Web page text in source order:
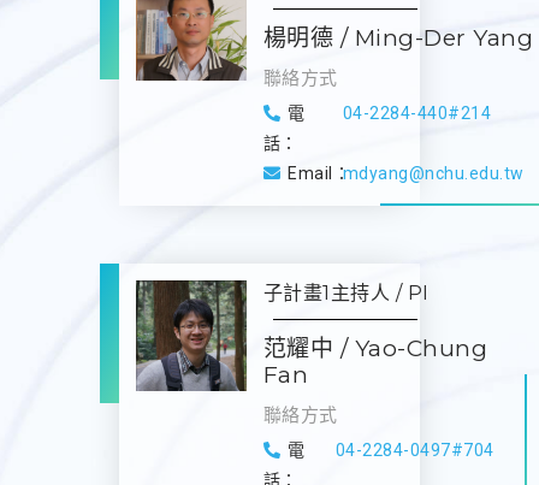
楊明德 / Ming-Der Yang
聯絡方式
電
話：
04-2284-440#214
Email：mdyang@nchu.edu.tw
子計畫1主持人 / PI
范耀中 / Yao-Chung
Fan
聯絡方式
電
話：
04-2284-0497#704